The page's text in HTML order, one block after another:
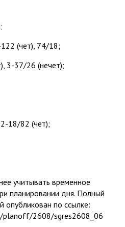
(чет), 74/18;
3-37/26 (нечет);
18/82 (чет);
учитывать временное
планировании дня. Полный
опубликован по ссылке:
planoff/2608/sgres2608_06